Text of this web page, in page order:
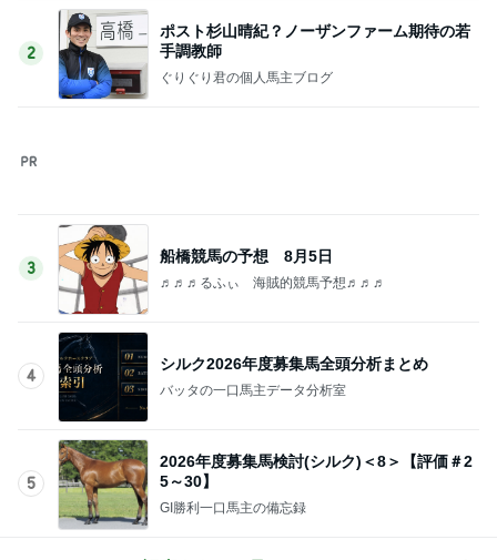
4
シルク2026年度募集馬全頭分析まとめ
5
このジャンルの記事をもっと見る
神がかってる掃除機
Amebaトピックス 11時間前
かとうかず子 麻酔の顔で天ぷら
Amebaトピックス 2日前